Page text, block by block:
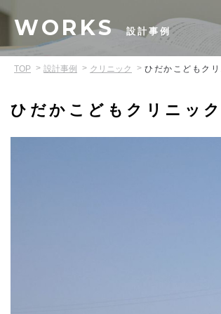
WORKS 設計事例
TOP 設計事例 クリニック ひだかこどもクリ
ひだかこどもクリニック